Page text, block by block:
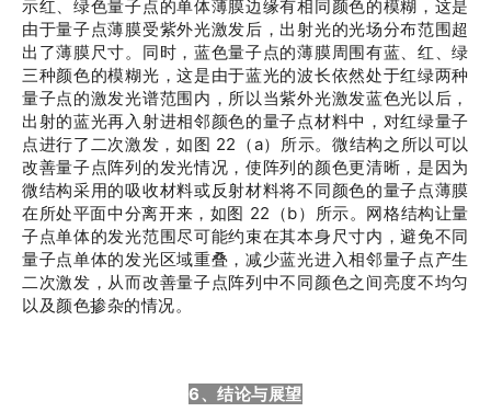
示红、绿色量子点的单体薄膜边缘有相同颜色的模糊，这是
由于量子点薄膜受紫外光激发后，出射光的光场分布范围超
出了薄膜尺寸。同时，蓝色量子点的薄膜周围有蓝、红、绿
三种颜色的模糊光，这是由于蓝光的波长依然处于红绿两种
量子点的激发光谱范围内，所以当紫外光激发蓝色光以后，
出射的蓝光再入射进相邻颜色的量子点材料中，对红绿量子
点进行了二次激发，如图 22（a）所示。微结构之所以可以
改善量子点阵列的发光情况，使阵列的颜色更清晰，是因为
微结构采用的吸收材料或反射材料将不同颜色的量子点薄膜
在所处平面中分离开来，如图 22（b）所示。网格结构让量
子点单体的发光范围尽可能约束在其本身尺寸内，避免不同
量子点单体的发光区域重叠，减少蓝光进入相邻量子点产生
二次激发，从而改善量子点阵列中不同颜色之间亮度不均匀
以及颜色掺杂的情况。
6、结论与展望